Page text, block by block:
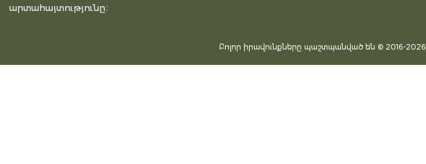
արտահայտությունը։
Բոլոր իրավունքները պաշտպանված են © 2016-2026